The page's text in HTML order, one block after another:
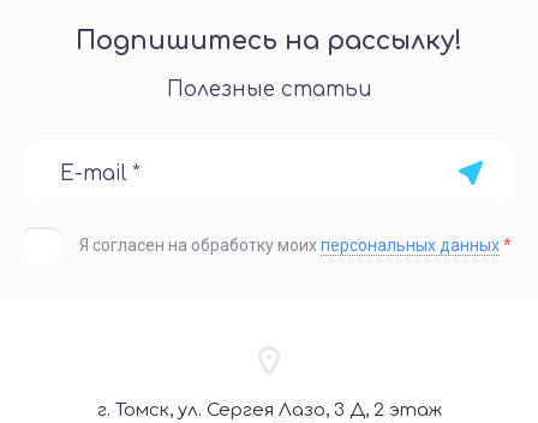
Подпишитесь на рассылку!
Полезные статьи
Я согласен на обработку моихперсональных данных*
г. Томск, ул. Сергея Лазо, 3 Д, 2 этаж